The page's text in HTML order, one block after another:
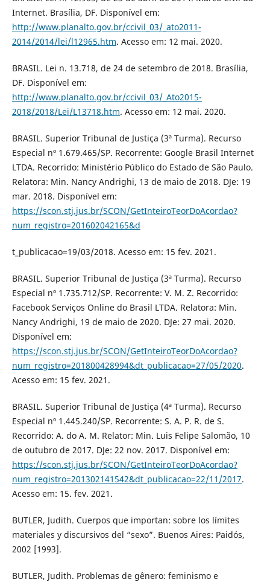
Internet. Brasília, DF. Disponível em:
http://www.planalto.gov.br/ccivil_03/_ato2011-
2014/2014/lei/l12965.htm. Acesso em: 12 mai. 2020.
BRASIL. Lei n. 13.718, de 24 de setembro de 2018. Brasília,
DF. Disponível em:
http://www.planalto.gov.br/ccivil_03/_Ato2015-
2018/2018/Lei/L13718.htm. Acesso em: 12 mai. 2020.
BRASIL. Superior Tribunal de Justiça (3ª Turma). Recurso
Especial nº 1.679.465/SP. Recorrente: Google Brasil Internet
LTDA. Recorrido: Ministério Público do Estado de São Paulo.
Relatora: Min. Nancy Andrighi, 13 de maio de 2018. DJe: 19
mar. 2018. Disponível em:
https://scon.stj.jus.br/SCON/GetInteiroTeorDoAcordao?
num_registro=201602042165&d
t_publicacao=19/03/2018. Acesso em: 15 fev. 2021.
BRASIL. Superior Tribunal de Justiça (3ª Turma). Recurso
Especial nº 1.735.712/SP. Recorrente: V. M. Z. Recorrido:
Facebook Serviços Online do Brasil LTDA. Relatora: Min.
Nancy Andrighi, 19 de maio de 2020. DJe: 27 mai. 2020.
Disponível em:
https://scon.stj.jus.br/SCON/GetInteiroTeorDoAcordao?
num_registro=201800428994&dt_publicacao=27/05/2020.
Acesso em: 15 fev. 2021.
BRASIL. Superior Tribunal de Justiça (4ª Turma). Recurso
Especial nº 1.445.240/SP. Recorrente: S. A. P. R. de S.
Recorrido: A. do A. M. Relator: Min. Luis Felipe Salomão, 10
de outubro de 2017. DJe: 22 nov. 2017. Disponível em:
https://scon.stj.jus.br/SCON/GetInteiroTeorDoAcordao?
num_registro=201302141542&dt_publicacao=22/11/2017.
Acesso em: 15. fev. 2021.
BUTLER, Judith. Cuerpos que importan: sobre los límites
materiales y discursivos del “sexo”. Buenos Aires: Paidós,
2002 [1993].
BUTLER, Judith. Problemas de gênero: feminismo e